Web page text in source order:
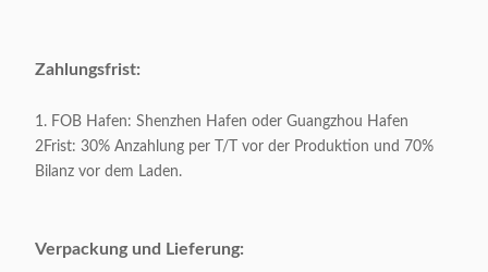
Farbe: Zusätzlich
Produktgröße:
T/T bevorzugt
Zahlungsfrist:
1. FOB Hafen: Shenzhen Hafen oder Guangzhou Hafen
2Frist: 30% Anzahlung per T/T vor der Produktion und 70%
Bilanz vor dem Laden.
Verpackung und Lieferung: